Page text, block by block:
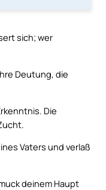
sich; wer
Deutung, die
Die
Vaters und verlaß
deinem Haupt